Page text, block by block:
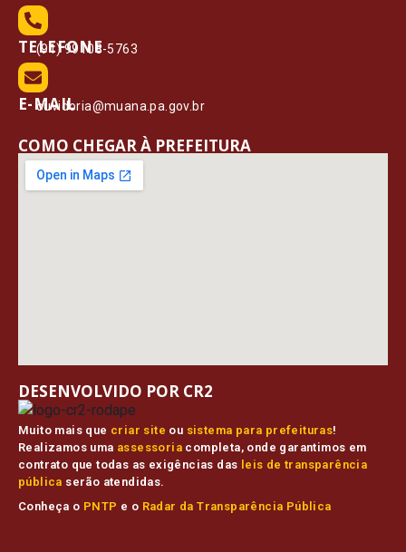
TELEFONE
(91) 99108-5763
E-MAIL
ouvidoria@muana.pa.gov.br
COMO CHEGAR À PREFEITURA
Muito mais que criar site ou sistema para prefeituras!
Realizamos uma assessoria completa, onde garantimos em
contrato que todas as exigências das leis de transparência
pública serão atendidas.
Conheça o PNTP e o Radar da Transparência Pública
DESENVOLVIDO POR CR2